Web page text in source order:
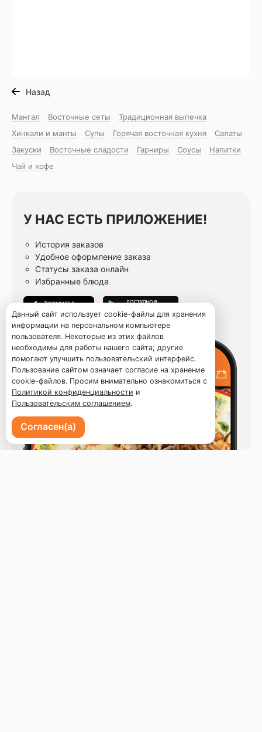
Назад
Мангал Восточные сеты
Традиционная выпечка
Хинкали и манты
Супы Горячая восточная куxня
Салаты
Закуски
Восточные сладости Гарниры Соусы
Напитки
Чай и кофе
У НАС ЕСТЬ ПРИЛОЖЕНИЕ!
История заказов
Удобное оформление заказа
Статусы заказа онлайн
Избранные блюда
Данный сайт использует cookie-файлы для хранения
информации на персональном компьютере
пользователя. Некоторые из этих файлов
необходимы для работы нашего сайта; другие
помогают улучшить пользовательский интерфейс.
Пользование сайтом означает согласие на хранение
cookie-файлов. Просим внимательно ознакомиться с
Политикой конфиденциальности и
Пользовательским соглашением.
Согласен(а)